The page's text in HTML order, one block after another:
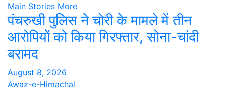
Main Stories More
पंचरुखी पुलिस ने चोरी के मामले में तीन
आरोपियों को किया गिरफ्तार, सोना-चांदी
बरामद
August 8, 2026
Awaz-e-Himachal